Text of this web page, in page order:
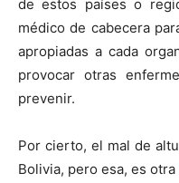
de estos países o
médico de cabecera
apropiadas a cada
provocar otras
prevenir.
Por cierto, el mal de
Bolivia, pero esa, es otra